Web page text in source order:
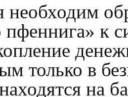
необходим
пфеннига» к
только в
на